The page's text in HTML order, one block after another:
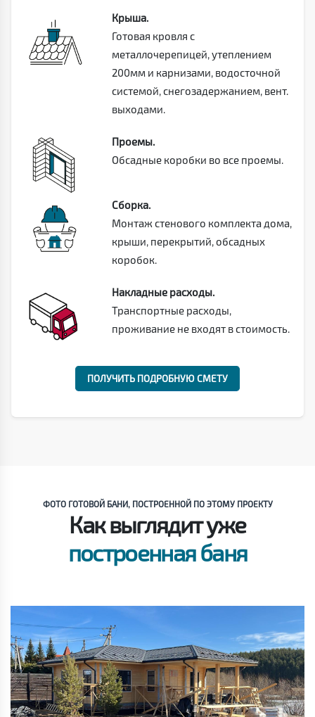
Крыша.
Готовая кровля с
металлочерепицей, утеплением
200мм и карнизами, водосточной
системой, снегозадержанием, вент.
выходами.
Проемы.
Обсадные коробки во все проемы.
Сборка.
Монтаж стенового комплекта дома,
крыши, перекрытий, обсадных
коробок.
Накладные расходы.
Транспортные расходы,
проживание не входят в стоимость.
ПОЛУЧИТЬ ПОДРОБНУЮ СМЕТУ
ФОТО ГОТОВОЙ БАНИ, ПОСТРОЕННОЙ ПО ЭТОМУ ПРОЕКТУ
Как выглядит уже
построенная баня